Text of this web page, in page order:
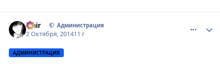
Flair Администрация
2 Октября, 201411 г
АДМИНИСТРАЦИЯ